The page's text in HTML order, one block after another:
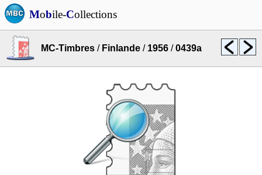
Mobile-Collections
MC-Timbres / Finlande / 1956 /0439a